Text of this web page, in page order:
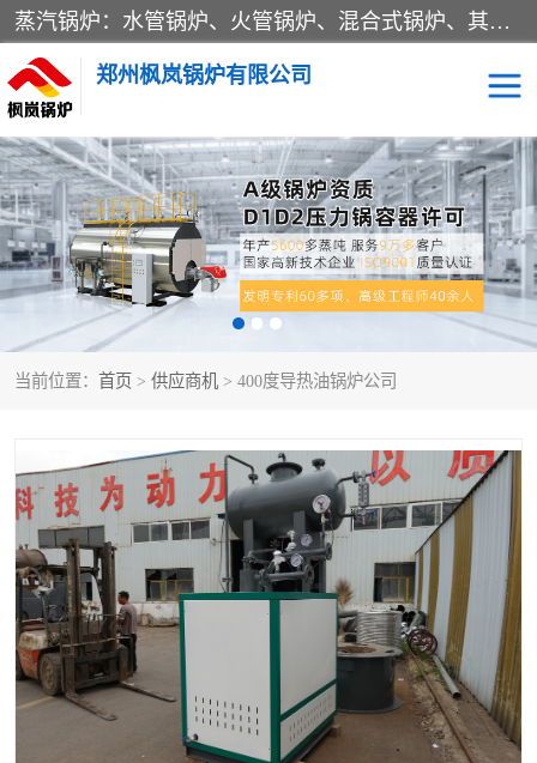
蒸汽锅炉：水管锅炉、火管锅炉、混合式锅炉、其他蒸汽锅炉； 热水锅炉：家用型集中供暖用热水锅炉、其他热水锅炉； 有机热载体锅炉； 船用蒸汽锅炉； （锅炉用辅助设备及装置）蒸汽冷凝器：表面冷凝器、混合式冷凝器、空冷式冷凝器、其他蒸汽冷凝器； 锅炉用辅助设备：节热器、蒸汽收集器、蓄能器、烟垢清除器、气体回收器、泥渣刮除器、空气预热器、其他锅炉用辅助设备；
郑州枫岚锅炉有限公司
当前位置： 首页 > 供应商机 > 400度导热油锅炉公司